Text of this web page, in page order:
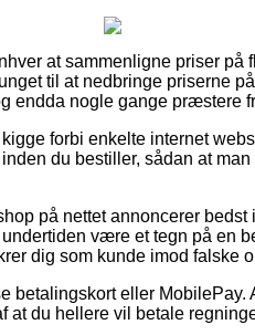
at sammenligne priser på
til at nedbringe priserne
endda nogle gange præstere
forbi enkelte internet
du bestiller, sådan at
på nettet annoncerer
være et tegn på en
dig som kunde imod falske
betalingskort eller MobilePay.
du hellere vil betale